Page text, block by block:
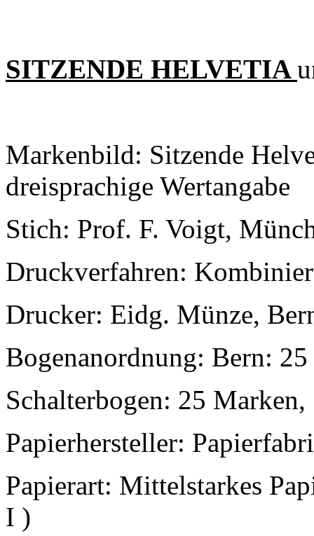
SITZENDE HELVETIA
Markenbild: Sitzende
dreisprachige Wertangabe
Stich: Prof. F. Voigt,
Druckverfahren:
Drucker: Eidg. Münze,
Bogenanordnung: Bern:
Schalterbogen: 25
Papierhersteller:
Papierart: Mittelstarkes
I )